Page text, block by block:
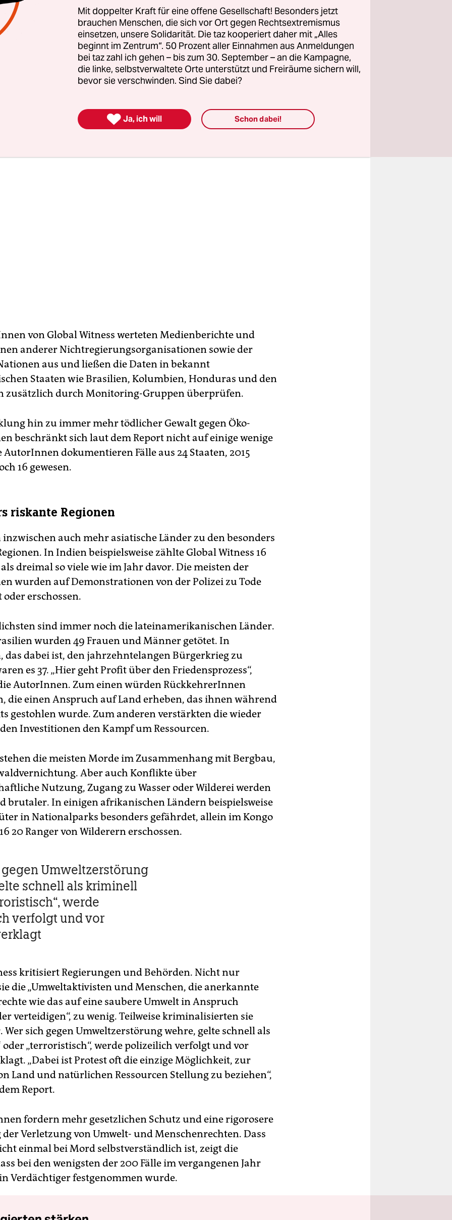
wurden im vergangenen Jahr vor ihren Häusern
noch viel mehr: Demjüngsten Report der
Global Witnesszufolge wurden 2016
200 UmweltschützerInnen ermordet, so viele wie
Viele Morde blieben vermutlich unbeachtet, weil sie in
stattfinden.
von Global Witness werteten Medienberichte und
anderer Nichtregierungsorganisationen sowie der
aus und ließen die Daten in bekannt
Staaten wie Brasilien, Kolumbien, Honduras und den
zusätzlich durch Monitoring-Gruppen überprüfen.
hin zu immer mehr tödlicher Gewalt gegen Öko-
beschränkt sich laut dem Report nicht auf einige wenige
AutorInnen dokumentieren Fälle aus 24 Staaten, 2015
16 gewesen.
riskante Regionen
inzwischen auch mehr asiatische Länder zu den besonders
In Indien beispielsweise zählte Global Witness 16
dreimal so viele wie im Jahr davor. Die meisten der
wurden auf Demonstrationen von der Polizei zu Tode
erschossen.
sind immer noch die lateinamerikanischen Länder.
wurden 49 Frauen und Männer getötet. In
das dabei ist, den jahrzehntelangen Bürgerkrieg zu
es 37. „Hier geht Profit über den Friedensprozess“,
AutorInnen. Zum einen würden RückkehrerInnen
die einen Anspruch auf Land erheben, das ihnen während
gestohlen wurde. Zum anderen verstärkten die wieder
Investitionen den Kampf um Ressourcen.
die meisten Morde im Zusammenhang mit Bergbau,
Aber auch Konflikte über
Nutzung, Zugang zu Wasser oder Wilderei werden
brutaler. In einigen afrikanischen Ländern beispielsweise
in Nationalparks besonders gefährdet, allein im Kongo
20 Ranger von Wilderern erschossen.
Umweltzerstörung
schnell als kriminell
werde
verfolgt und vor
kritisiert Regierungen und Behörden. Nicht nur
die „Umweltaktivisten und Menschen, die anerkannte
wie das auf eine saubere Umwelt in Anspruch
verteidigen“, zu wenig. Teilweise kriminalisierten sie
Wer sich gegen Umweltzerstörung wehre, gelte schnell als
„terroristisch“, werde polizeilich verfolgt und vor
„Dabei ist Protest oft die einzige Möglichkeit, zur
Land und natürlichen Ressourcen Stellung zu beziehen“,
Report.
fordern mehr gesetzlichen Schutz und eine rigorosere
Verletzung von Umwelt- und Menschenrechten. Dass
einmal bei Mord selbstverständlich ist, zeigt die
bei den wenigsten der 200 Fälle im vergangenen Jahr
Verdächtiger festgenommen wurde.
Mit doppelter Kraft für eine offene Gesellschaft! Besonders jetzt
brauchen Menschen, die sich vor Ort gegen Rechtsextremismus
einsetzen, unsere Solidarität. Die taz kooperiert daher mit „Alles
beginnt im Zentrum“. 50 Prozent aller Einnahmen aus Anmeldungen
bei taz zahl ich gehen – bis zum 30. September – an die Kampagne,
die linke, selbstverwaltete Orte unterstützt und Freiräume sichern will,
bevor sie verschwinden. Sind Sie dabei?
 Ja, ich will Schon dabei!